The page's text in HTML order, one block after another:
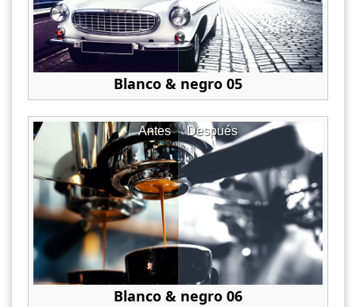
Blanco & negro 05
Después
Antes
Blanco & negro 06